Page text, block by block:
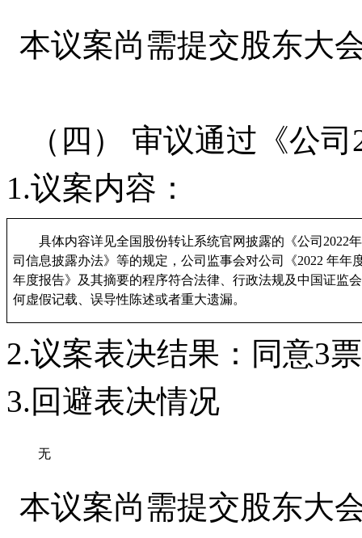
本议案尚需提交股东大
（四） 审议通过 《公司
1.议案内容 ：
具体内容详见全国股份转让系统官网披露的《公司 2022
司信息披露办法》等的规定，公司监事会对公司《2022 年年
年度报告》及其摘要的程序符合法律、行政法规及中国证监
何虚假记载、误导性陈述或者重大遗漏。
2.议案表决结果： 同意3
3.回避表决情况
无
本议案尚需提交股东大